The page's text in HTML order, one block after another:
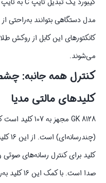
مدل دستگاهی بتوانند به‌راحتی از
کانکتورهای این کابل از روکش
می‌شوند.
کنترل همه جانبه:
کلیدهای مالتی مدیا
صدا است.